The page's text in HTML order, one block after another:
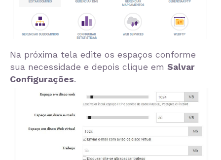
Na próxima tela edite os espaços conforme
sua necessidade e depois clique em Salvar
Configurações.